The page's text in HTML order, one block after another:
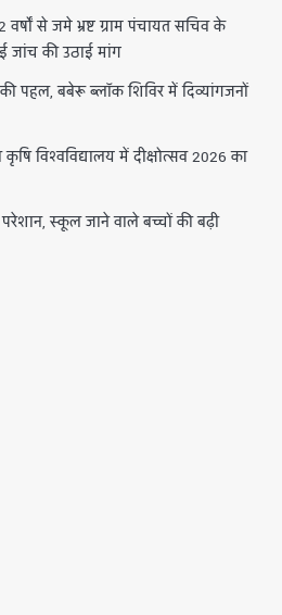
से जमे भ्रष्ट ग्राम पंचायत सचिव के
जांच की उठाई मांग
पहल, बबेरू ब्लॉक शिविर में दिव्यांगजनों
कृषि विश्वविद्यालय में दीक्षोत्सव 2026 का
परेशान, स्कूल जाने वाले बच्चों की बढ़ी